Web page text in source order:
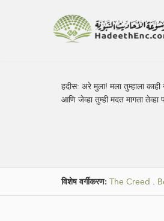
हदीस:अरे मुला! मला तुम्हाला
आणि जेव्हा तुम्ही मदत मागता
विशेष वर्गीकरण: The Creed .